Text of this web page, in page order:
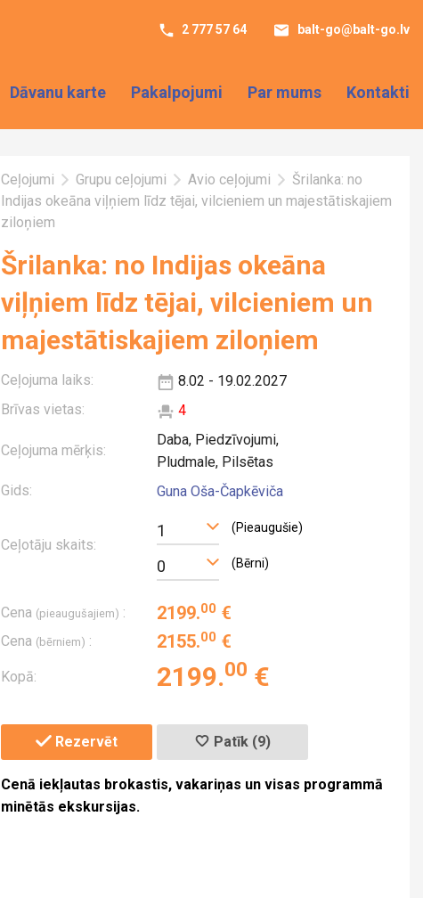
2 777 57 64 balt-go@balt-go.lv
Dāvanu karte Pakalpojumi Par mums Kontakti
Ceļojumi Grupu ceļojumi Avio ceļojumi
Šrilanka: no
Indijas okeāna viļņiem līdz tējai, vilcieniem un majestātiskajiem
ziloņiem
Šrilanka: no Indijas okeāna
viļņiem līdz tējai, vilcieniem un
majestātiskajiem ziloņiem
Ceļojuma laiks:
8.02 - 19.02.2027
Brīvas vietas:
4
Ceļojuma mērķis:
Daba, Piedzīvojumi,
Pludmale, Pilsētas
Gids:
Guna Oša-Čapkēviča
Ceļotāju skaits:
1 (Pieaugušie)
0 (Bērni)
Cena (pieaugušajiem) : 2199.00 €
Cena (bērniem) : 2155.00 €
Kopā: 2199.00 €
Rezervēt Patīk (9)
Cenā iekļautas brokastis, vakariņas un visas programmā
minētās ekskursijas.